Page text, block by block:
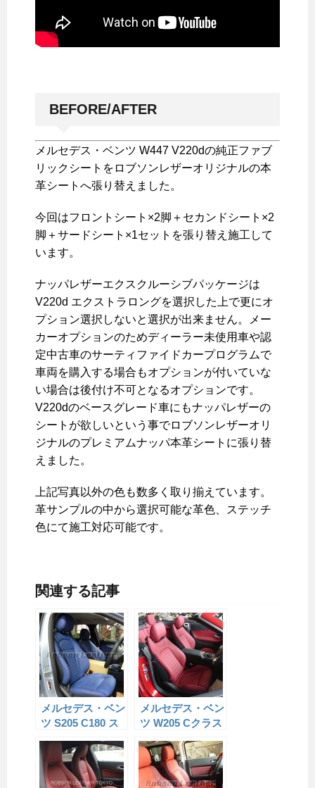
BEFORE/AFTER
メルセデス・ベンツ W447 V220dの純正ファブ
リックシートをロブソンレザーオリジナルの本
革シートへ張り替えました。
今回はフロントシート×2脚＋セカンドシート×2
脚＋サードシート×1セットを張り替え施工して
います。
ナッパレザーエクスクルーシブパッケージは
V220d エクストラロングを選択した上で更にオ
プション選択しないと選択が出来ません。メー
カーオプションのためディーラー未使用車や認
定中古車のサーティファイドカープログラムで
車両を購入する場合もオプションが付いていな
い場合は後付け不可となるオプションです。
V220dのベースグレード車にもナッパレザーの
シートが欲しいという事でロブソンレザーオリ
ジナルのプレミアムナッパ本革シートに張り替
えました。
上記写真以外の色も数多く取り揃えています。
革サンプルの中から選択可能な革色、ステッチ
色にて施工対応可能です。
関連する記事
メルセデス・ベン
ツ S205 C180 ス
純正シートの本革
張り替え
メルセデス・ベン
ツ W205 Cクラス
正シートの本革張
り替え